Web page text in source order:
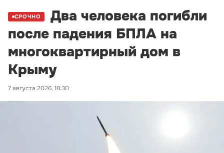
СРОЧНО
Два человека погибли
после падения БПЛА на
многоквартирный дом в
Крыму
7 августа 2026, 18:30